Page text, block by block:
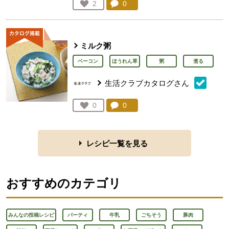
お気に入り登録：
2
人が登録
コメント：
0
ミルク粥
ベーコン ほうれん草 粥 煮る
生活クラブカタログさん
お気に入り登録：
0
人が登録
コメント：
0
レシピ一覧を見る
おすすめのカテゴリ
みんなの投稿レシピ パーティ 牛乳 ごちそう 豚肉